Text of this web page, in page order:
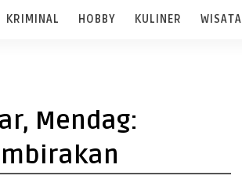
KRIMINAL HOBBY KULINER WISATA
Mendag: